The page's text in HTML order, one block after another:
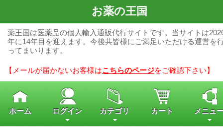
お薬の王国
薬王国は医薬品の個人輸入通販代行サイトです。当サイトは
年に14年目を迎えます。今後共皆様にご満足いただける運営を
ってまいります。
【メールが届かないお客様はこちらのページをご確認下さい】
ホーム ログイン カテゴリ カート メニュ